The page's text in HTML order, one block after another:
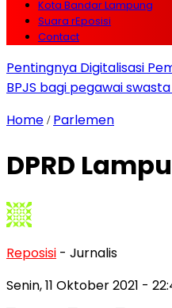
Kota Bandar Lampung
Suara rEposisi
Contact
Pentingnya Digitalisasi
BPJS bagi pegawai
Home / Parlemen
DPRD
Reposisi - Jurnalis
Senin, 11 Oktober 2021 -